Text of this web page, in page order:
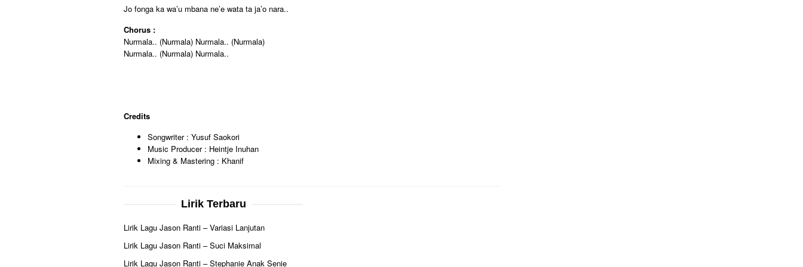
Jo fonga ka wa’u mbana ne’e wata ta ja’o nara..
Chorus :
Nurmala.. (Nurmala) Nurmala.. (Nurmala)
Nurmala.. (Nurmala) Nurmala..
Credits
Songwriter : Yusuf Saokori
Music Producer : Heintje Inuhan
Mixing & Mastering : Khanif
Lirik Terbaru
Lirik Lagu Jason Ranti – Variasi Lanjutan
Lirik Lagu Jason Ranti – Suci Maksimal
Lirik Lagu Jason Ranti – Stephanie Anak Senie